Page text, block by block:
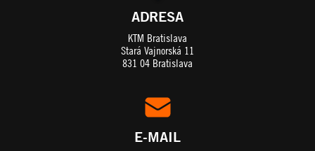
ADRESA
KTM Bratislava
Stará Vajnorská 11
831 04 Bratislava
E-MAIL